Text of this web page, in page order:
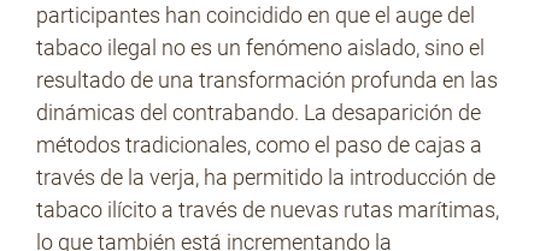
participantes han coincidido en que el auge del
tabaco ilegal no es un fenómeno aislado, sino el
resultado de una transformación profunda en las
dinámicas del contrabando. La desaparición de
métodos tradicionales, como el paso de cajas a
través de la verja, ha permitido la introducción de
tabaco ilícito a través de nuevas rutas marítimas,
lo que también está incrementando la